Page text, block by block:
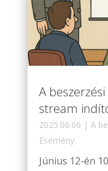
A
stream
2025.06.06 | A
Esemény
Június 12-én